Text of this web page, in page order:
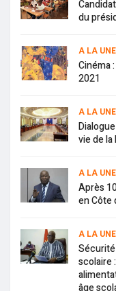
du
A LA UNE
Cinéma
2021
A LA UNE
vie de
A LA UNE
Après
en Côte
A LA UNE
scolaire
âge